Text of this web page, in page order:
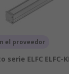
el proveedor
serie ELFC ELFC-